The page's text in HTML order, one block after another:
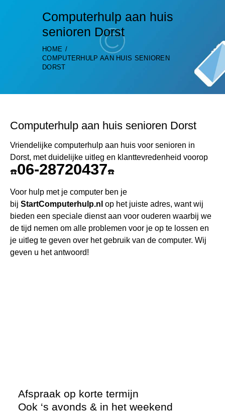
Computerhulp aan huis
senioren Dorst
HOME
COMPUTERHULP AAN HUIS SENIOREN
DORST
Computerhulp aan huis senioren Dorst
Vriendelijke computerhulp aan huis voor senioren in
Dorst, met duidelijke uitleg en klanttevredenheid voorop
☎️06-28720437☎️
Voor hulp met je computer ben je
bij StartComputerhulp.nl op het juiste adres, want wij
bieden een speciale dienst aan voor ouderen waarbij we
de tijd nemen om alle problemen voor je op te lossen en
je uitleg te geven over het gebruik van de computer. Wij
geven u het antwoord!
Afspraak op korte termijn
Ook ‘s avonds & in het weekend